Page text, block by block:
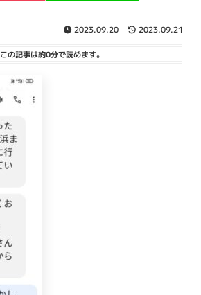
2023.09.20 2023.09.21
この記事は約0分で読めます。